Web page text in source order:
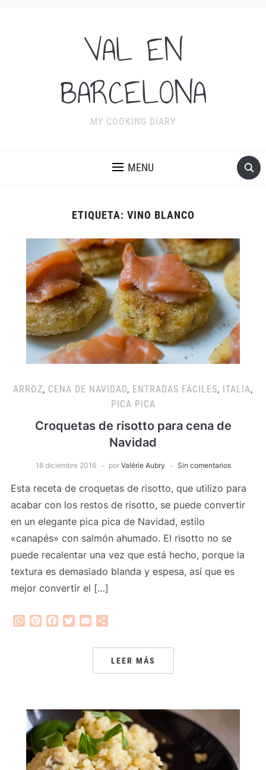
VAL EN
BARCELONA
MY COOKING DIARY
MENU
ETIQUETA: VINO BLANCO
ARROZ, CENA DE NAVIDAD, ENTRADAS FACILES, ITALIA,
PICA PICA
Croquetas de risotto para cena de
Navidad
18 diciembre 2016 por Valérie Aubry Sin comentarios
Esta receta de croquetas de risotto, que utilizo para
acabar con los restos de risotto, se puede convertir
en un elegante pica pica de Navidad, estilo
«canapés» con salmón ahumado. El risotto no se
puede recalentar una vez que está hecho, porque la
textura es demasiado blanda y espesa, así que es
mejor convertir el […]
WhatsApp
PinterestFacebook
Twitter
Email
LEER MÁS